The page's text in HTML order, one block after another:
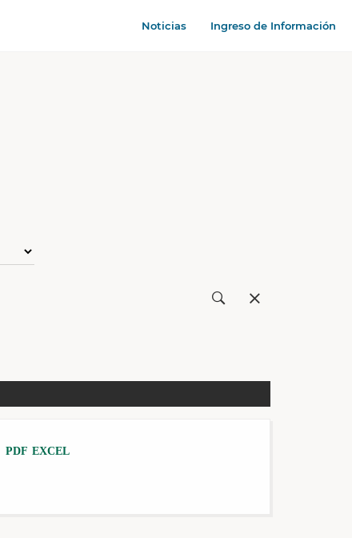
Noticias Ingreso de Información
PDF EXCEL